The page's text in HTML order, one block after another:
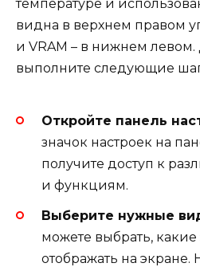
температуре и
видна в верхнем правом
и VRAM – в нижнем левом.
выполните следующие
Откройте панель
значок настроек на
получите доступ к
и функциям.
Выберите нужные
можете выбрать, какие
отображать на экране.